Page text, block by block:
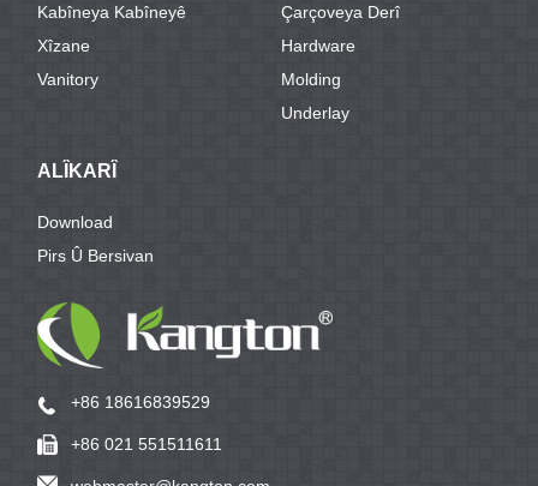
Kabîneya Kabîneyê
Xîzane
Vanitory
Çarçoveya Derî
Hardware
Molding
Underlay
ALÎKARÎ
Download
Pirs Û Bersivan
+86 18616839529
+86 021 551511611